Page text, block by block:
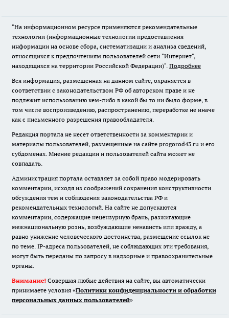
"На информационном ресурсе применяются рекомендательные
технологии (информационные технологии предоставления
информации на основе сбора, систематизации и анализа сведений,
относящихся к предпочтениям пользователей сети "Интернет",
находящихся на территории Российской Федерации)". Подробнее
Вся информация, размещенная на данном сайте, охраняется в
соответствии с законодательством РФ об авторском праве и не
подлежит использованию кем-либо в какой бы то ни было форме, в
том числе воспроизведению, распространению, переработке не иначе
как с письменного разрешения правообладателя.
Редакция портала не несет ответственности за комментарии и
материалы пользователей, размещенные на сайте progorod43.ru и его
субдоменах. Мнение редакции и пользователей сайта может не
совпадать.
Администрация портала оставляет за собой право модерировать
комментарии, исходя из соображений сохранения конструктивности
обсуждения тем и соблюдения законодательства РФ и
рекомендательных технологий. На сайте не допускаются
комментарии, содержащие нецензурную брань, разжигающие
межнациональную рознь, возбуждающие ненависть или вражду, а
равно унижение человеческого достоинства, размещение ссылок не
по теме. IP-адреса пользователей, не соблюдающих эти требования,
могут быть переданы по запросу в надзорные и правоохранительные
органы.
Внимание! Совершая любые действия на сайте, вы автоматически
принимаете условия «Политики конфиденциальности и обработки
персональных данных пользователей»